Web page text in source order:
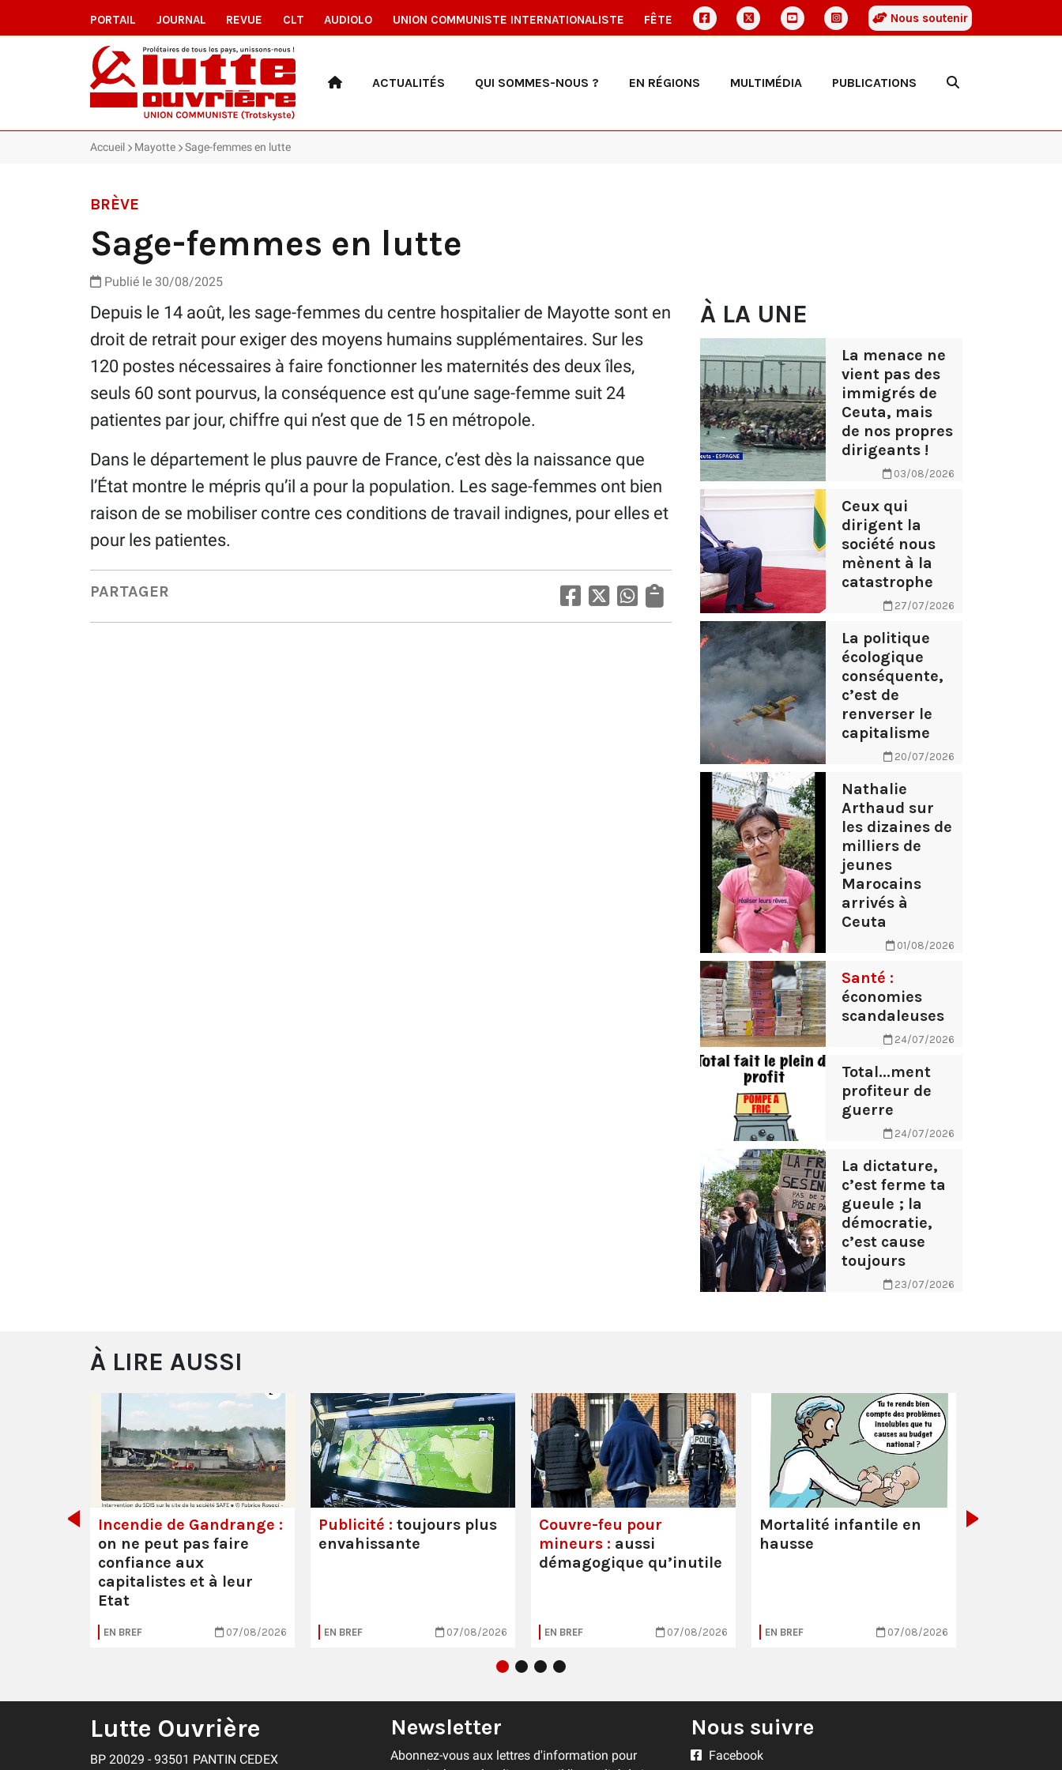
PORTAIL JOURNAL REVUE CLT AUDIOLO UNION COMMUNISTE INTERNATIONALISTE FÊTE Nous soutenir
ACTUALITÉS QUI SOMMES-NOUS ? EN RÉGIONS MULTIMÉDIA PUBLICATIONS
Accueil Mayotte Sage-femmes en lutte
BRÈVE
Sage-femmes en lutte
Publié le 30/08/2025
Depuis le 14 août, les sage-femmes du centre hospitalier de Mayotte sont en
droit de retrait pour exiger des moyens humains supplémentaires. Sur les
120 postes nécessaires à faire fonctionner les maternités des deux îles,
seuls 60 sont pourvus, la conséquence est qu’une sage-femme suit 24
patientes par jour, chiffre qui n’est que de 15 en métropole.
Dans le département le plus pauvre de France, c’est dès la naissance que
l’État montre le mépris qu’il a pour la population. Les sage-femmes ont bien
raison de se mobiliser contre ces conditions de travail indignes, pour elles et
pour les patientes.
PARTAGER
À LA UNE
La menace ne
vient pas des
immigrés de
Ceuta, mais
de nos propres
dirigeants !
03/08/2026
Ceux qui
dirigent la
société nous
mènent à la
catastrophe
27/07/2026
La politique
écologique
conséquente,
c’est de
renverser le
capitalisme
20/07/2026
Nathalie
Arthaud sur
les dizaines de
milliers de
jeunes
Marocains
arrivés à
Ceuta
01/08/2026
Santé :
économies
scandaleuses
24/07/2026
Total...ment
profiteur de
guerre
24/07/2026
La dictature,
c’est ferme ta
gueule ; la
démocratie,
c’est cause
toujours
23/07/2026
À LIRE AUSSI
Incendie de Gandrange :
on ne peut pas faire
confiance aux
capitalistes et à leur
Etat
EN BREF 07/08/2026
Publicité : toujours plus
envahissante
EN BREF 07/08/2026
Couvre-feu pour
mineurs : aussi
démagogique qu’inutile
EN BREF 07/08/2026
Mortalité infantile en
hausse
EN BREF 07/08/2026
Lutte Ouvrière
BP 20029 - 93501 PANTIN CEDEX
Newsletter
Abonnez-vous aux lettres d'information pour
Nous suivre
Facebook